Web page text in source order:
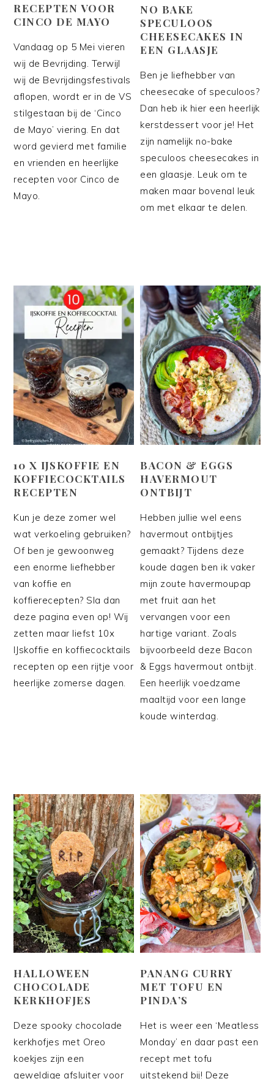
RECEPTEN VOOR
CINCO DE MAYO
Vandaag op 5 Mei vieren
wij de Bevrijding. Terwijl
wij de Bevrijdingsfestivals
aflopen, wordt er in de VS
stilgestaan bij de ‘Cinco
de Mayo’ viering. En dat
word gevierd met familie
en vrienden en heerlijke
recepten voor Cinco de
Mayo.
NO BAKE
SPECULOOS
CHEESECAKES IN
EEN GLAASJE
Ben je liefhebber van
cheesecake of speculoos?
Dan heb ik hier een heerlijk
kerstdessert voor je! Het
zijn namelijk no-bake
speculoos cheesecakes in
een glaasje. Leuk om te
maken maar bovenal leuk
om met elkaar te delen.
10 X IJSKOFFIE EN
KOFFIECOCKTAILS
RECEPTEN
Kun je deze zomer wel
wat verkoeling gebruiken?
Of ben je gewoonweg
een enorme liefhebber
van koffie en
koffierecepten? Sla dan
deze pagina even op! Wij
zetten maar liefst 10x
IJskoffie en koffiecocktails
recepten op een rijtje voor
heerlijke zomerse dagen.
BACON & EGGS
HAVERMOUT
ONTBIJT
Hebben jullie wel eens
havermout ontbijtjes
gemaakt? Tijdens deze
koude dagen ben ik vaker
mijn zoute havermoupap
met fruit aan het
vervangen voor een
hartige variant. Zoals
bijvoorbeeld deze Bacon
& Eggs havermout ontbijt.
Een heerlijk voedzame
maaltijd voor een lange
koude winterdag.
HALLOWEEN
CHOCOLADE
KERKHOFJES
Deze spooky chocolade
kerkhofjes met Oreo
koekjes zijn een
geweldige afsluiter voor
PANANG CURRY
MET TOFU EN
PINDA’S
Het is weer een ‘Meatless
Monday’ en daar past een
recept met tofu
uitstekend bij! Deze